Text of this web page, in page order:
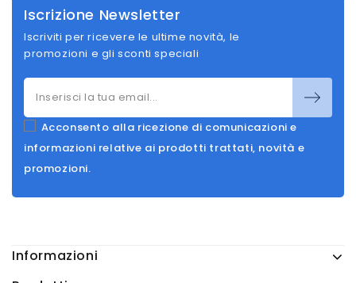
Iscrizione Newsletter
Iscriviti per ricevere le ultime novità, le
promozioni e gli sconti speciali
Acconsento alla ricezione di comunicazioni e
informazioni relative ai prodotti trattati, novità e
promozioni.
Informazioni